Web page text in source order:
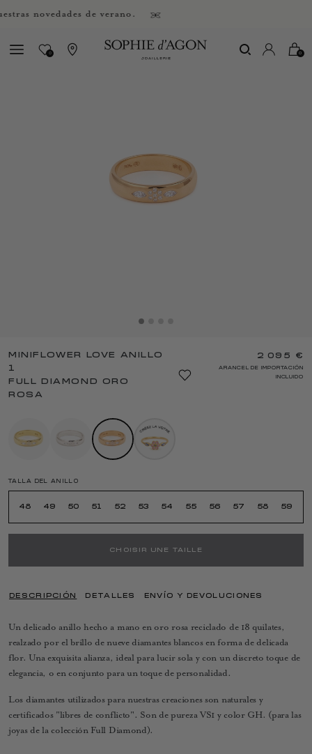
novedades de verano.
0 0
MINIFLOWER LOVE ANILLO
1
FULL DIAMOND ORO
ROSA
2 095 €
ARANCEL DE IMPORTACIÓN
INCLUIDO
TALLA DEL ANILLO
48 49 50 51 52 53 54 55 56 57 58 59
CHOISIR UNE TAILLE
DESCRIPCIÓN DETALLES ENVÍO Y DEVOLUCIONES
Un delicado anillo hecho a mano en oro rosa reciclado de 18 quilates,
realzado por el brillo de nueve diamantes blancos en forma de delicada
flor. Una exquisita alianza, ideal para lucir sola y con un discreto toque de
elegancia, o en conjunto para un toque de personalidad.
Los diamantes utilizados para nuestras creaciones son naturales y
certificados "libres de conflicto". Son de pureza VS1 y color GH. (para las
joyas de la colección Full Diamond).